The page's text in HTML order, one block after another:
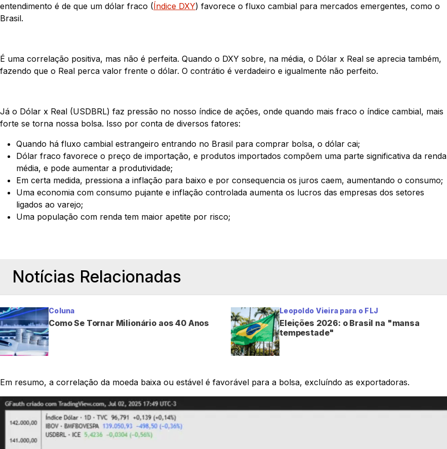
entendimento é de que um dólar fraco (Índice DXY) favorece o fluxo cambial para mercados emergentes, como o
Brasil.
É uma correlação positiva, mas não é perfeita. Quando o DXY sobre, na média, o Dólar x Real se aprecia também,
fazendo que o Real perca valor frente o dólar. O contrátio é verdadeiro e igualmente não perfeito.
Já o Dólar x Real (USDBRL) faz pressão no nosso índice de ações, onde quando mais fraco o índice cambial, mais
forte se torna nossa bolsa. Isso por conta de diversos fatores:
Quando há fluxo cambial estrangeiro entrando no Brasil para comprar bolsa, o dólar cai;
Dólar fraco favorece o preço de importação, e produtos importados compõem uma parte significativa da renda
média, e pode aumentar a produtividade;
Em certa medida, pressiona a inflação para baixo e por consequencia os juros caem, aumentando o consumo;
Uma economia com consumo pujante e inflação controlada aumenta os lucros das empresas dos setores
ligados ao varejo;
Uma população com renda tem maior apetite por risco;
Notícias Relacionadas
Coluna
Como Se Tornar Milionário aos 40 Anos
Leopoldo Vieira para o FLJ
Eleições 2026: o Brasil na "mansa
tempestade"
Em resumo, a correlação da moeda baixa ou estável é favorável para a bolsa, excluíndo as exportadoras.